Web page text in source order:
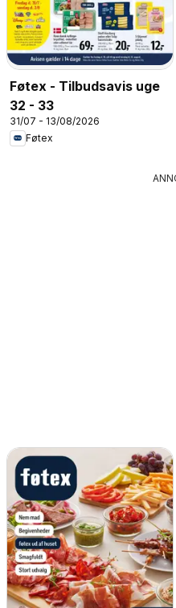
Føtex - Tilbudsavis uge
32 - 33
31/07 - 13/08/2026
Føtex